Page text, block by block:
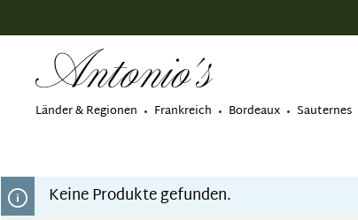
Länder & Regionen Frankreich Bordeaux Sauternes
Keine Produkte gefunden.